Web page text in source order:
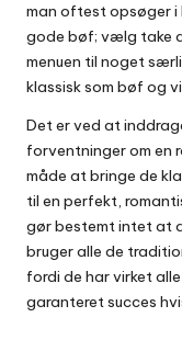
man oftest opsøger i
gode bøf; vælg take
menuen til noget
klassisk som bøf og
Det er ved at
forventninger om en
måde at bringe de
til en perfekt,
gør bestemt intet at
bruger alle de
fordi de har virket
garanteret succes